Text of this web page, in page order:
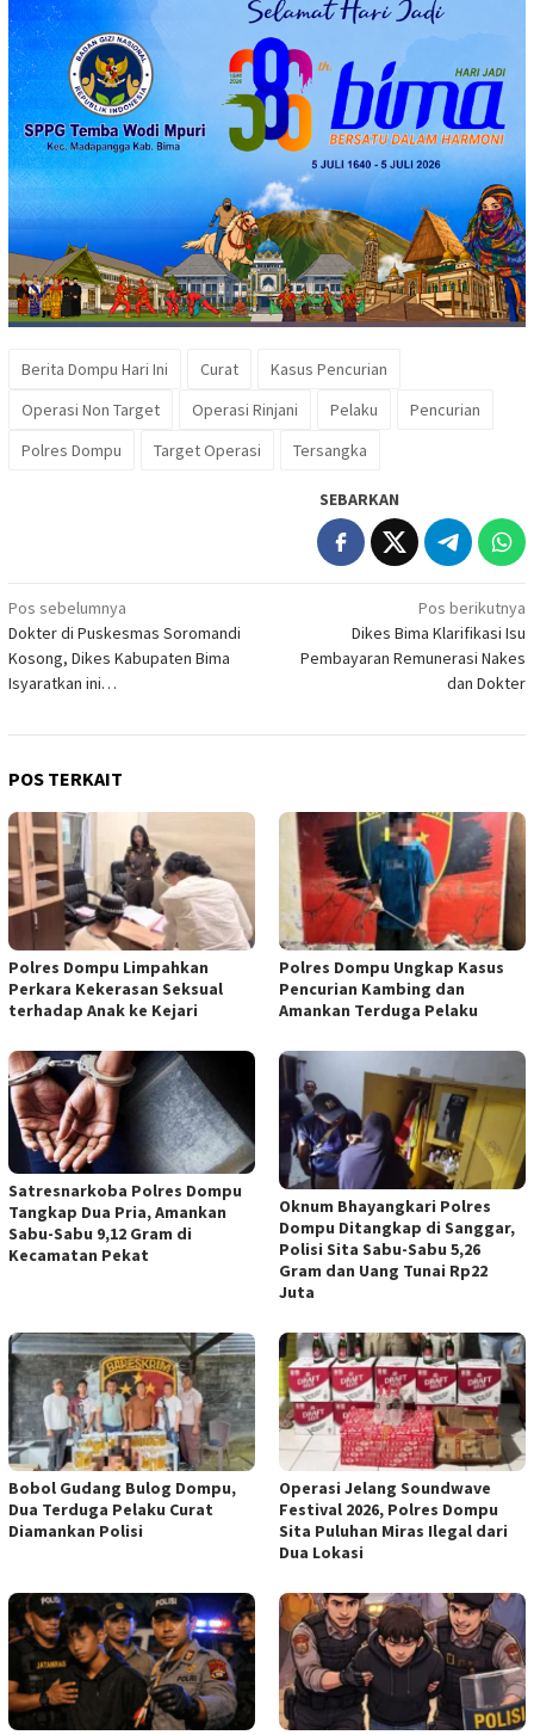
Berita Dompu Hari Ini Curat
Kasus Pencurian
Operasi Non Target
Operasi Rinjani Pelaku
Pencurian
Polres Dompu
Target Operasi Tersangka
SEBARKAN
Navigasi
pos
Pos sebelumnya
Dokter di Puskesmas Soromandi
Kosong, Dikes Kabupaten Bima
Isyaratkan ini…
Pos berikutnya
Dikes Bima Klarifikasi Isu
Pembayaran Remunerasi Nakes
dan Dokter
POS TERKAIT
Polres Dompu Limpahkan
Perkara Kekerasan Seksual
terhadap Anak ke Kejari
Polres Dompu Ungkap Kasus
Pencurian Kambing dan
Amankan Terduga Pelaku
Satresnarkoba Polres Dompu
Tangkap Dua Pria, Amankan
Sabu-Sabu 9,12 Gram di
Kecamatan Pekat
Oknum Bhayangkari Polres
Dompu Ditangkap di Sanggar,
Polisi Sita Sabu-Sabu 5,26
Gram dan Uang Tunai Rp22
Juta
Bobol Gudang Bulog Dompu,
Dua Terduga Pelaku Curat
Diamankan Polisi
Operasi Jelang Soundwave
Festival 2026, Polres Dompu
Sita Puluhan Miras Ilegal dari
Dua Lokasi